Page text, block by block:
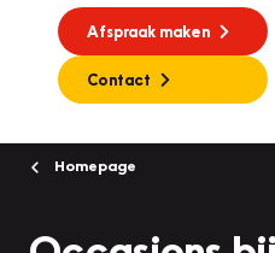
Afspraak maken
Contact
Homepage